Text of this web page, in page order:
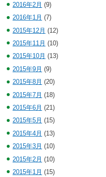
2016年2月 (9)
2016年1月 (7)
2015年12月 (12)
2015年11月 (10)
2015年10月 (13)
2015年9月 (9)
2015年8月 (20)
2015年7月 (18)
2015年6月 (21)
2015年5月 (15)
2015年4月 (13)
2015年3月 (10)
2015年2月 (10)
2015年1月 (15)